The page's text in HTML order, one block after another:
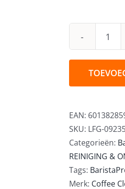
EAN:
SKU: LFG-
Categorieën:
REINIGING &
Tags:
Merk: Coffee